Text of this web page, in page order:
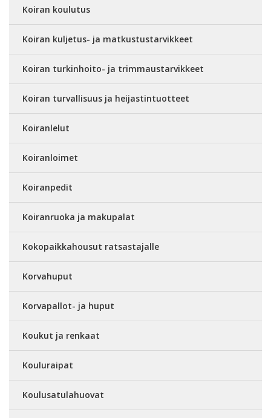
Koiran koulutus
Koiran kuljetus- ja matkustustarvikkeet
Koiran turkinhoito- ja trimmaustarvikkeet
Koiran turvallisuus ja heijastintuotteet
Koiranlelut
Koiranloimet
Koiranpedit
Koiranruoka ja makupalat
Kokopaikkahousut ratsastajalle
Korvahuput
Korvapallot- ja huput
Koukut ja renkaat
Kouluraipat
Koulusatulahuovat